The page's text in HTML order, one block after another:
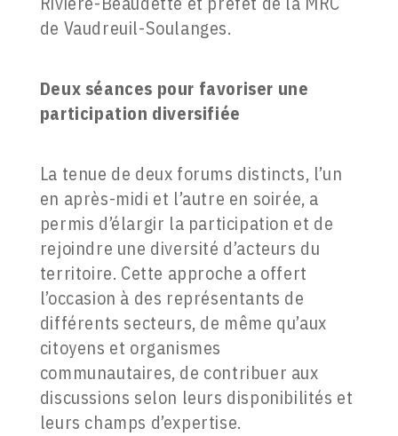
de Vaudreuil-Soulanges.
Deux séances pour favoriser une
participation diversifiée
La tenue de deux forums distincts, l’un
en après-midi et l’autre en soirée, a
permis d’élargir la participation et de
rejoindre une diversité d’acteurs du
territoire. Cette approche a offert
l’occasion à des représentants de
différents secteurs, de même qu’aux
citoyens et organismes
communautaires, de contribuer aux
discussions selon leurs disponibilités et
leurs champs d’expertise.